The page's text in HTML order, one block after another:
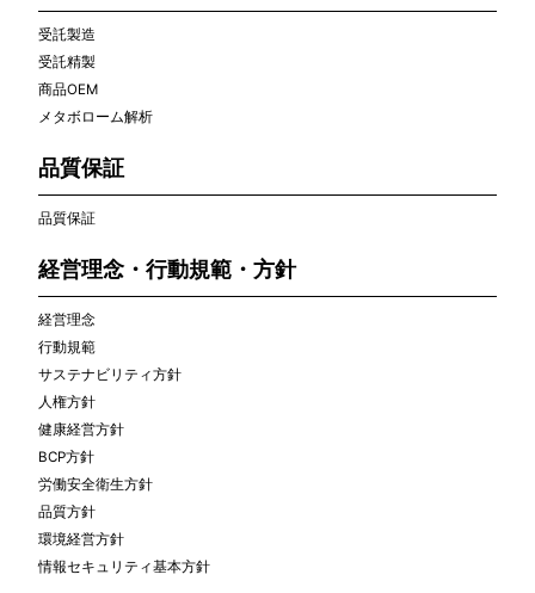
受託製造
受託精製
商品OEM
メタボローム解析
品質保証
品質保証
経営理念・行動規範・方針
経営理念
行動規範
サステナビリティ方針
人権方針
健康経営方針
BCP方針
労働安全衛生方針
品質方針
環境経営方針
情報セキュリティ基本方針